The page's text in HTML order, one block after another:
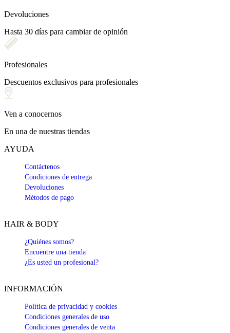
Devoluciones
Hasta 30 días para cambiar de opinión
Profesionales
Descuentos exclusivos para profesionales
Ven a conocernos
En una de nuestras tiendas
AYUDA
Contáctenos
Condiciones de entrega
Devoluciones
Métodos de pago
HAIR & BODY
¿Quiénes somos?
Encuentre una tienda
¿Es usted un profesional?
INFORMACIÓN
Política de privacidad y cookies
Condiciones generales de uso
Condiciones generales de venta